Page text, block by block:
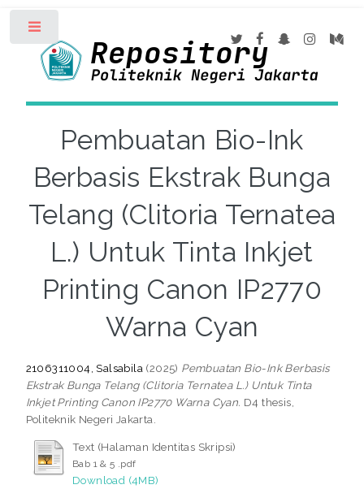
Pembuatan Bio-Ink
Berbasis Ekstrak Bunga
Telang (Clitoria Ternatea
L.) Untuk Tinta Inkjet
Printing Canon IP2770
Warna Cyan
2106311004, Salsabila (2025) Pembuatan Bio-Ink Berbasis
Ekstrak Bunga Telang (Clitoria Ternatea L.) Untuk Tinta
Inkjet Printing Canon IP2770 Warna Cyan. D4 thesis,
Politeknik Negeri Jakarta.
Text (Halaman Identitas Skripsi)
Bab 1 & 5 .pdf
Download (4MB)